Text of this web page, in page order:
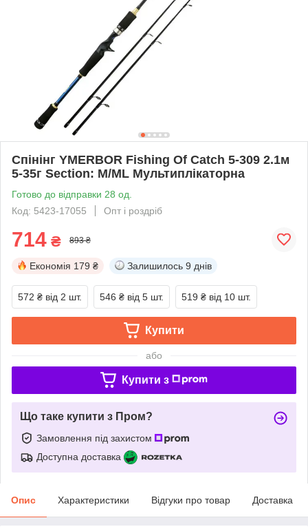
Спінінг YMERBOR Fishing Of Catch 5-309 2.1м
5-35г Section: M/ML Мультиплікаторна
Готово до відправки 28 од.
Код: 5423-17055
Опт і роздріб
714 ₴ 893 ₴
Економія 179 ₴ Залишилось 9 днів
572 ₴ від 2 шт. 546 ₴ від 5 шт. 519 ₴ від 10 шт.
Купити
або
Купити з
Що таке купити з Пром?
Замовлення під захистом
Доступна доставка
Опис Характеристики Відгуки про товар Доставка